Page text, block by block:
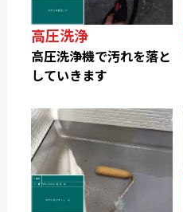
高圧洗浄
高圧洗浄機で汚れを落と
していきます